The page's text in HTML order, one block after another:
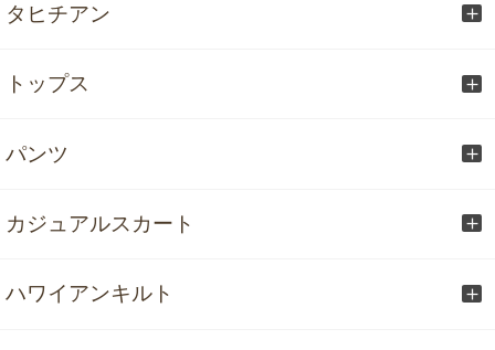
タヒチアン
トップス
パンツ
カジュアルスカート
ハワイアンキルト